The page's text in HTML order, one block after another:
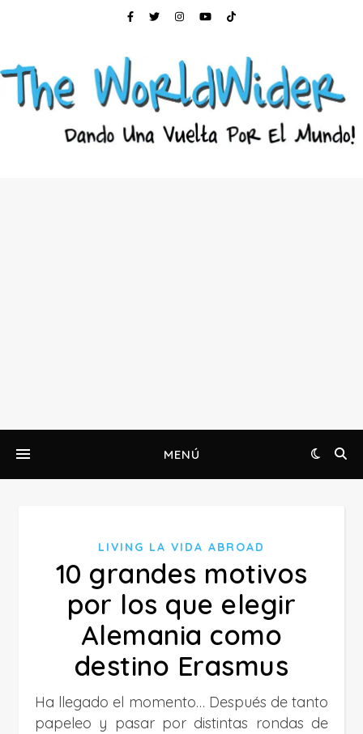
MENÚ
LIVING LA VIDA ABROAD
10 grandes motivos
por los que elegir
Alemania como
destino Erasmus
Ha llegado el momento… Después de tanto
papeleo y pasar por distintas rondas de